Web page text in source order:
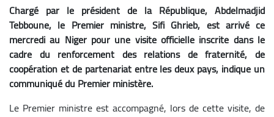
Chargé par le président de la République, Abdelmadjid
Tebboune, le Premier ministre, Sifi Ghrieb, est arrivé ce
mercredi au Niger pour une visite officielle inscrite dans le
cadre du renforcement des relations de fraternité, de
coopération et de partenariat entre les deux pays, indique un
communiqué du Premier ministère.
Le Premier ministre est accompagné, lors de cette visite, de